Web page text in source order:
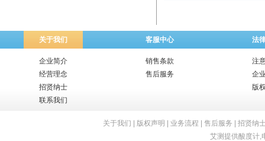
关于我们 客服中心 法
企业简介
经营理念
招贤纳士
联系我们
销售条款
售后服务
注
企
版
关于我们 版权声明 业务流程 售后服务
招贤纳
艾测提供酸度计,